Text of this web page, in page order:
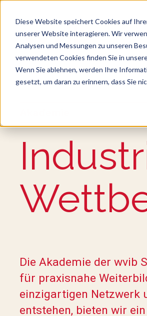
Diese Website speichert Cookies auf
unserer Website interagieren. Wir
Analysen und Messungen zu unseren
verwendeten Cookies finden Sie in
Wenn Sie ablehnen, werden Ihre
gesetzt, um daran zu erinnern, dass Sie
Suche
Es gibt keine
:
Die Akademie der wvib
für praxisnahe
einzigartigen Netzwerk
entstehen, bieten wir